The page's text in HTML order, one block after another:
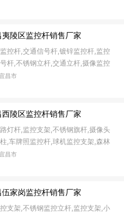
夷陵区监控杆销售厂家
控杆,交通信号杆,镀锌监控杆,监控
杆,不锈钢立杆,交通立杆,摄像监控
控杆
昌市
西陵区监控杆销售厂家
灯杆,监控支架,不锈钢旗杆,摄像头
,车牌照监控杆,球机监控支架,森林
监控杆,太阳能监控灯灯杆
昌市
伍家岗监控杆销售厂家
支架,不锈钢监控立杆,监控支架,小